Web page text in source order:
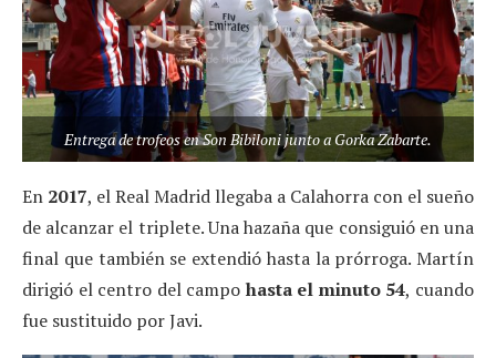
Entrega de trofeos en Son Bibiloni junto a Gorka Zabarte.
En 2017, el Real Madrid llegaba a Calahorra con el sueño
de alcanzar el triplete. Una hazaña que consiguió en una
final que también se extendió hasta la prórroga. Martín
dirigió el centro del campo hasta el minuto 54, cuando
fue sustituido por Javi.